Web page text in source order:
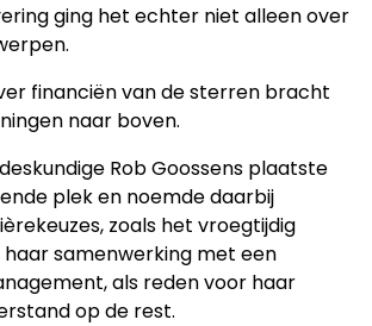
ging het echter niet alleen over
financiën van de sterren bracht
naar boven.
Rob Goossens plaatste
plek en noemde daarbij
zoals het vroegtijdig
haar samenwerking met een
als reden voor haar
op de rest.